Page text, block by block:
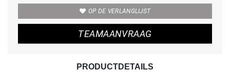
OP DE VERLANGLIJST
TEAMAANVRAAG
PRODUCTDETAILS